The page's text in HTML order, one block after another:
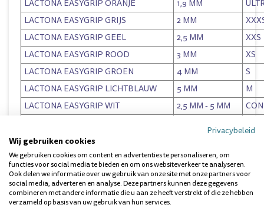
LACTONA EASYGRIP ORANJE 1,9 MM
LACTONA EASYGRIP GRIJS 2 MM
LACTONA EASYGRIP GEEL 2,5 MM
XXS
LACTONA EASYGRIP ROOD
3 MM
XS
LACTONA EASYGRIP GROEN 4 MM
S
LACTONA EASYGRIP LICHTBLAUW 5 MM
M
LACTONA EASYGRIP WIT 2,5 MM - 5 MM
GEBRUIKSAANWIJZING:
Plaats de rager loodrecht tussen tanden en kiezen, beweeg 5-
10 keer heen en weer (ook kruislings) met lichte druk tegen
het tandvlees.
INHOUD:
Privacybeleid
Wij gebruiken cookies
We gebruiken cookies om content en advertenties te personaliseren, om
functies voor social media te bieden en om ons websiteverkeer te analyseren.
Ook delen we informatie over uw gebruik van onze site met onze partners voor
social media, adverteren en analyse. Deze partners kunnen deze gegevens
combineren met andere informatie die u aan ze heeft verstrekt of die ze hebben
verzameld op basis van uw gebruik van hun services.